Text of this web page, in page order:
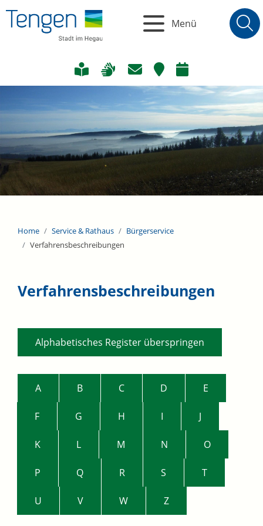
Menü
Home Service & Rathaus
Bürgerservice
Verfahrensbeschreibungen
Verfahrensbeschreibungen
Alphabetisches Register überspringen
A B C D E
F G H I J
K L M N O
P Q R S T
U V W Z